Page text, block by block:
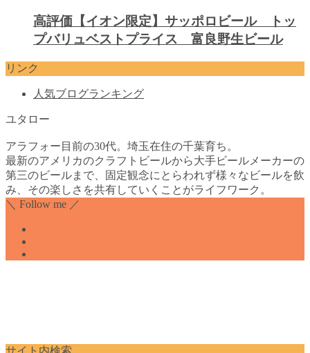
高評価【イオン限定】サッポロビール トッ
プバリュベストプライス 富良野生ビール
リンク
人気ブログランキング
ユタロー
アラフォー目前の30代。埼玉在住の千葉育ち。
最新のアメリカのクラフトビールから大手ビールメーカーの
第三のビールまで、固定観念にとらわれず様々なビールを飲
み、その楽しさを共有していくことがライフワーク。
＼ Follow me ／
サイト内検索